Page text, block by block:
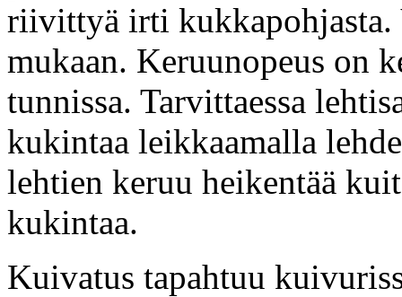
riivittyä irti kukkapohjasta.
mukaan. Keruunopeus on
tunnissa. Tarvittaessa
kukintaa leikkaamalla
lehtien keruu heikentää
kukintaa.
Kuivatus tapahtuu